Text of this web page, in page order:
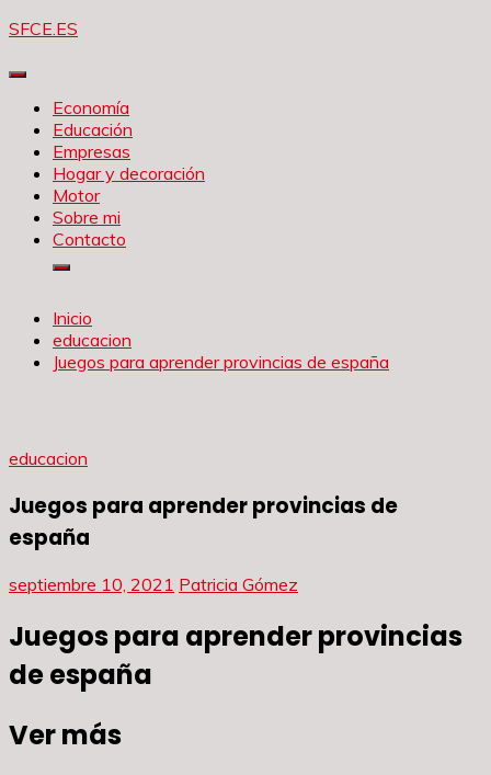
Saltar
contenido
SFCE.ES
Economía
Educación
Empresas
Hogar y decoración
Motor
Sobre mi
Contacto
Inicio
educacion
Juegos para aprender provincias de españa
educacion
Juegos para aprender provincias de
españa
septiembre 10, 2021 Patricia Gómez
Juegos para aprender provincias
de españa
Ver más